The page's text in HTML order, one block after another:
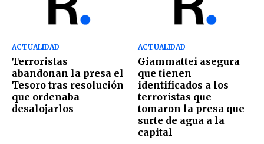
ACTUALIDAD
Terroristas
abandonan la presa el
Tesoro tras resolución
que ordenaba
desalojarlos
ACTUALIDAD
Giammattei asegura
que tienen
identificados a los
terroristas que
tomaron la presa que
surte de agua a la
capital